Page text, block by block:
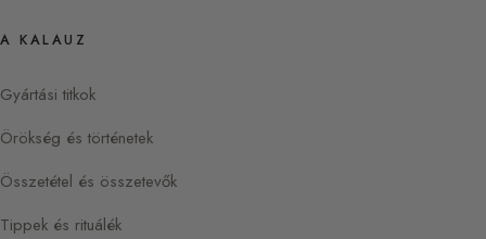
A KALAUZ
Gyártási titkok
Örökség és történetek
Összetétel és összetevők
Tippek és rituálék